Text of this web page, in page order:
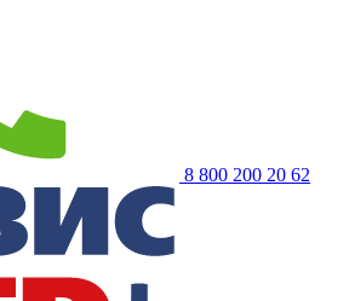
8 800 200 20 62